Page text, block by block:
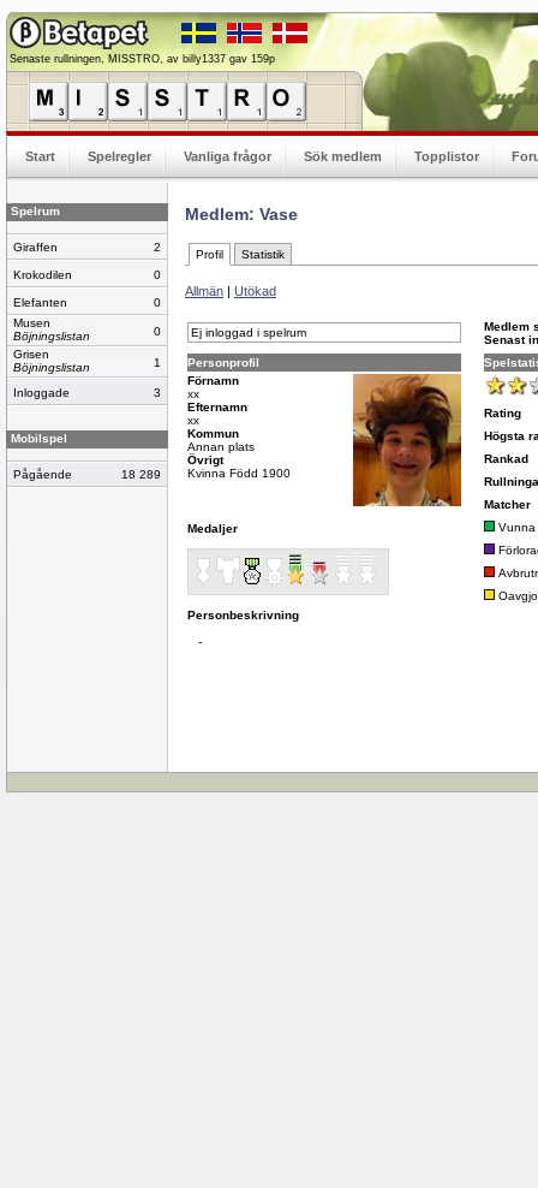
Senaste rullningen, MISSTRO, av billy1337 gav 159p
Start Spelregler Vanliga frågor Sök medlem Topplistor
Spelrum
Giraffen 2
Krokodilen 0
Elefanten
0
Musen
Böjningslistan
0
Grisen
Böjningslistan
1
Inloggade 3
Mobilspel
Pågående 18 289
Medlem: Vase
Profil Statistik
Allmän | Utökad
Ej inloggad i spelrum
Personprofil
Förnamn
xx
Efternamn
xx
Kommun
Annan plats
Övrigt
Kvinna Född 1900
Medaljer
Personbeskrivning
-
Medlem
Senast
Rating
Högsta
Rankad
Matcher
Vunna